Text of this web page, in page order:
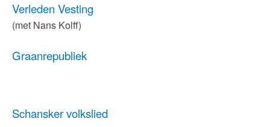
Verleden Vesting
(met Nans Kolff)
Graanrepubliek
Schansker volkslied